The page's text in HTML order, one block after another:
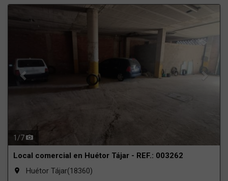
Next
1 /7
Local comercial en Huétor Tájar - REF.: 003262
room
Huétor Tájar(18360)